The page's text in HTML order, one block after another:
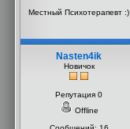
Местный Психотерапевт :)
Nasten4ik
Новичок
Репутация 0
Offline